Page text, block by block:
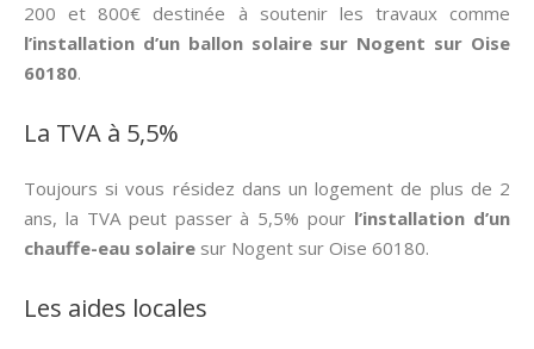
200 et 800€ destinée à soutenir les travaux comme
l’installation d’un ballon solaire sur Nogent sur Oise
60180.
La TVA à 5,5%
Toujours si vous résidez dans un logement de plus de 2
ans, la TVA peut passer à 5,5% pour l’installation d’un
chauffe-eau solaire sur Nogent sur Oise 60180.
Les aides locales